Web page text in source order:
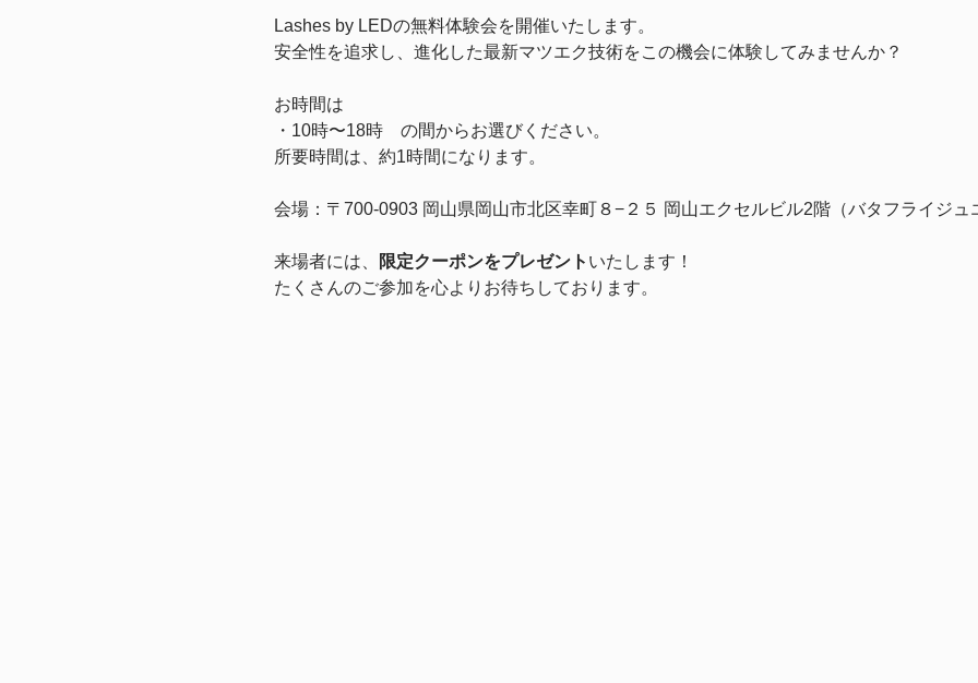
Lashes by LEDの無料体験会を開催いたします。
安全性を追求し、進化した最新マツエク技術をこの機会に体験してみませんか？
お時間は
・10時〜18時　の間からお選びください。
所要時間は、約1時間になります。
会場：〒700-0903 岡山県岡山市北区幸町８−２５ 岡山エクセルビル2階（バタフライジュ
来場者には、 限定クーポンをプレゼント いたします！
たくさんのご参加を心よりお待ちしております。